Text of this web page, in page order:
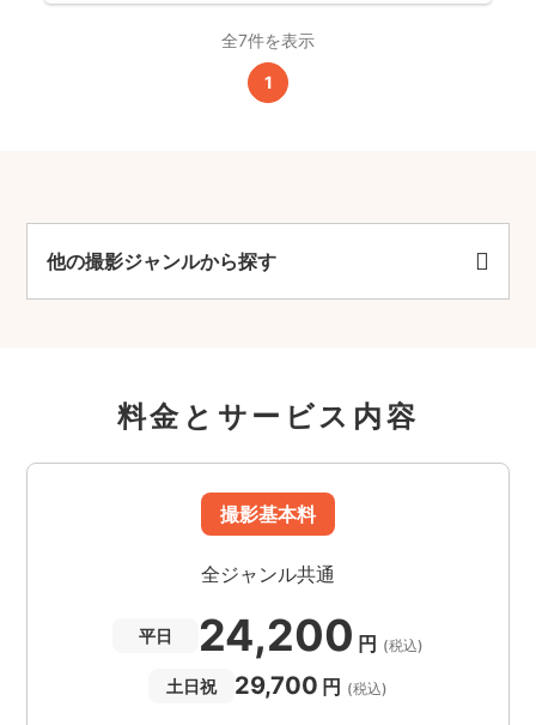
全7件を表示
1
他の撮影ジャンルから探す
料金とサービス内容
撮影基本料
全ジャンル共通
平日 24,200 円 (税込)
土日祝 29,700 円 (税込)